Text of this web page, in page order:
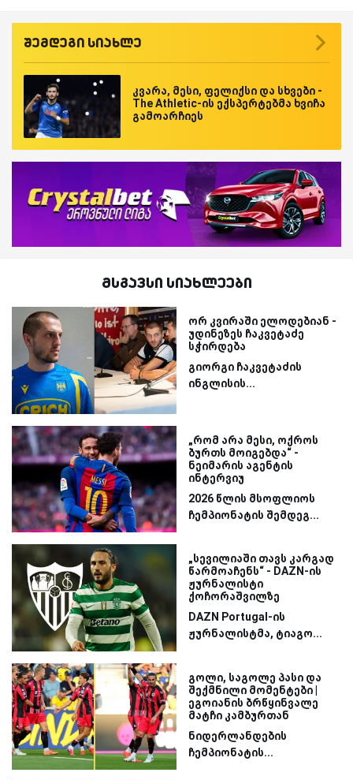
შემდეგი სიახლე
კვარა, მესი, ფელიქსი და სხვები -
The Athletic-ის ექსპერტებმა ხვიჩა
გამოარჩიეს
მსგავსი სიახლეები
ორ კვირაში ელოდებიან -
უდინეზეს ჩაკვეტაძე
სჭირდება
გიორგი ჩაკვეტაძის
ინგლისის...
„რომ არა მესი, ოქროს
ბურთს მოიგებდა“ -
ნეიმარის აგენტის
ინტერვიუ
2026 წლის მსოფლიოს
ჩემპიონატის შემდეგ...
„სევილიაში თავს კარგად
წარმოაჩენს“ - DAZN-ის
ჟურნალისტი
ქოჩორაშვილზე
DAZN Portugal-ის
ჟურნალისტმა, ტიაგო...
გოლი, საგოლე პასი და
შექმნილი მომენტები |
ეგოიანის ბრწყინვალე
მატჩი კამბურთან
ნიდერლანდების
ჩემპიონატის...